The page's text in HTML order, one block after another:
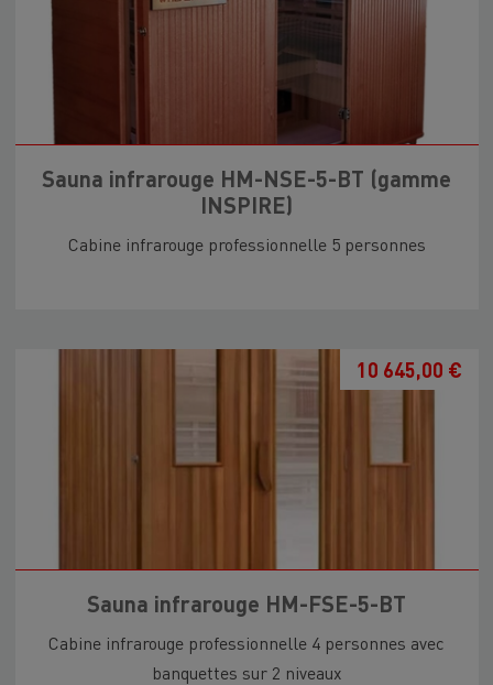
Sauna infrarouge HM-NSE-5-BT (gamme
INSPIRE)
Cabine infrarouge professionnelle 5 personnes
10 645,00 €
Sauna infrarouge HM-FSE-5-BT
Cabine infrarouge professionnelle 4 personnes avec
banquettes sur 2 niveaux